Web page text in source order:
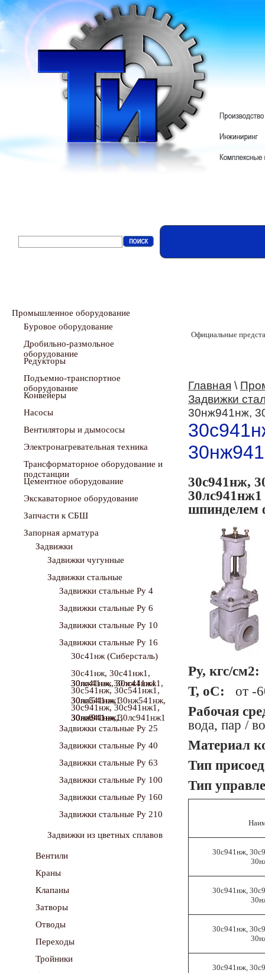
Промышленное оборудование
Буровое оборудование
Дробильно-размольное
Редукторы
Подъемно-транспортное
Конвейеры
Насосы
Вентиляторы и дымососы
Электронагревательная техника
Трансформаторное оборудование и
Цементное оборудование
Экскаваторное оборудование
Запчасти к СБШ
Запорная арматура
Задвижки
Задвижки чугунные
Задвижки стальные
Задвижки стальные Ру 4
Задвижки стальные Ру 6
Задвижки стальные Ру 10
Задвижки стальные Ру 16
30с41нж (Сиберсталь)
30с41нж, 30с41нж1,
30с541нж, 30с541нж1,
30с941нж, 30с941нж1,
Задвижки стальные Ру 25
Задвижки стальные Ру 40
Задвижки стальные Ру 63
Задвижки стальные Ру 100
Задвижки стальные Ру 160
Задвижки стальные Ру 210
Задвижки из цветных сплавов
Вентили
Краны
Клапаны
Затворы
Отводы
Переходы
Тройники
Официальные
Главная \
Задвижки
30нж941нж,
30с941нж,
шпинделем
Ру, кгс/см2:
Т, оС: от -
Рабочая
вода, пар /
Материал
Тип
Тип
30с941нж,
30с941нж,
30с941нж,
30с941нж,